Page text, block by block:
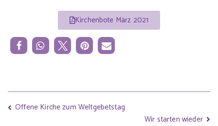
ersdorf
evangeli
sch
Kirchenbote März 2021
Offene Kirche zum Weltgebetstag
Wir starten wieder